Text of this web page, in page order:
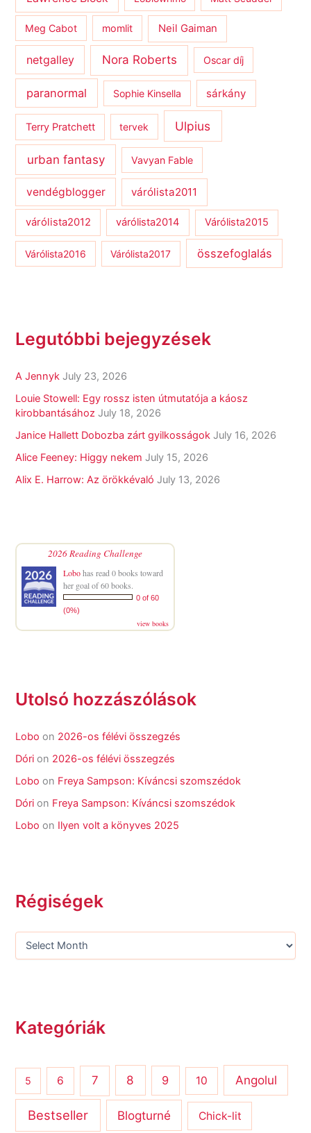
Meg Cabot momlit Neil Gaiman
netgalley Nora Roberts Oscar díj
paranormal Sophie Kinsella sárkány
Terry Pratchett tervek Ulpius
urban fantasy Vavyan Fable
vendégblogger várólista2011
várólista2012 várólista2014 Várólista2015
Várólista2016 Várólista2017 összefoglalás
Legutóbbi bejegyzések
A Jennyk July 23, 2026
Louie Stowell: Egy ​rossz isten útmutatója a káosz
kirobbantásához July 18, 2026
Janice Hallett Dobozba zárt gyilkosságok July 16, 2026
Alice Feeney: Higgy nekem July 15, 2026
Alix E. Harrow: Az örökkévaló July 13, 2026
2026 Reading Challenge
Lobohas read 0 books toward
her goal of 60 books.
0 of 60
(0%)
view books
Utolsó hozzászólások
Lobo on 2026-os félévi összegzés
Dóri on 2026-os félévi összegzés
Lobo on Freya Sampson: Kíváncsi szomszédok
Dóri on Freya Sampson: Kíváncsi szomszédok
Lobo on Ilyen volt a könyves 2025
Régiségek
Kategóriák
5 6 7 8 9 10 Angolul
Bestseller Blogturné Chick-lit